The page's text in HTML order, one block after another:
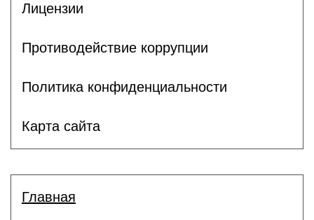
Лицензии
Противодействие коррупции
Политика конфиденциальности
Карта сайта
Главная